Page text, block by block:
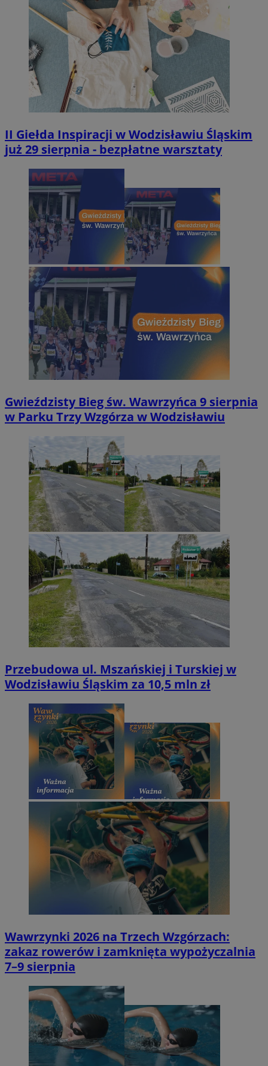
II Giełda Inspiracji w Wodzisławiu Śląskim
już 29 sierpnia - bezpłatne warsztaty
Gwieździsty Bieg św. Wawrzyńca 9 sierpnia
w Parku Trzy Wzgórza w Wodzisławiu
Przebudowa ul. Mszańskiej i Turskiej w
Wodzisławiu Śląskim za 10,5 mln zł
Wawrzynki 2026 na Trzech Wzgórzach:
zakaz rowerów i zamknięta wypożyczalnia
7–9 sierpnia